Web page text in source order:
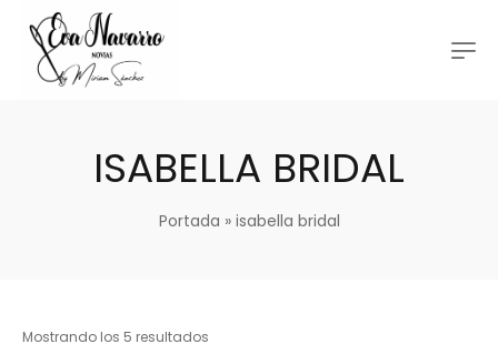
ISABELLA BRIDAL
Portada » isabella bridal
Mostrando los 5 resultados